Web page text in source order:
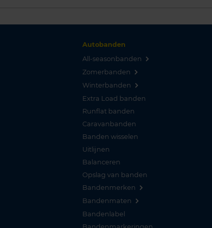
Autobanden
All-seasonbanden
Zomerbanden
Winterbanden
Extra Load banden
Runflat banden
Caravanbanden
Banden wisselen
Uitlijnen
Balanceren
Opslag van banden
Bandenmerken
Bandenmaten
Bandenlabel